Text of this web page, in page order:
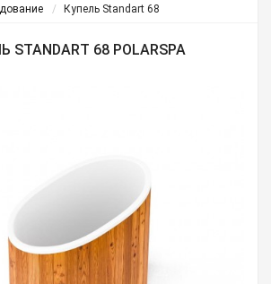
Купель Standart 68
STANDART 68 POLARSPA